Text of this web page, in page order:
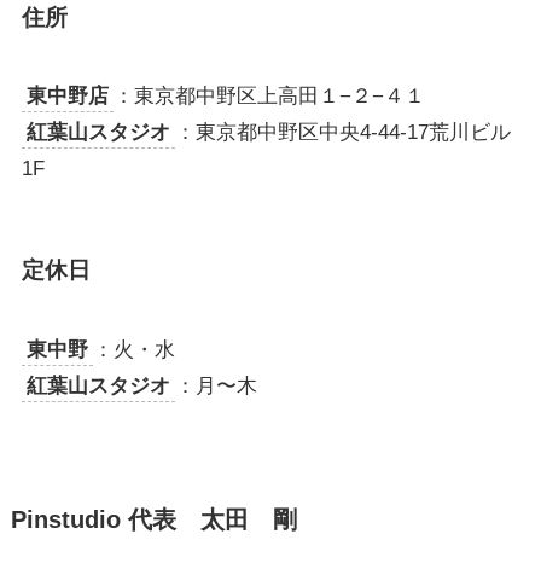
住所
東中野店 ：東京都中野区上高田１−２−４１
紅葉山スタジオ
：東京都中野区中央4-44-17荒川ビル
1F
定休日
東中野 ：火・水
紅葉山スタジオ
：月〜木
Pinstudio 代表 太田 剛